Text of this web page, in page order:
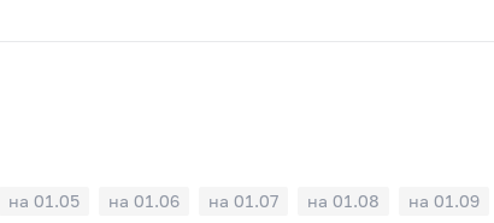
на 01.05 на 01.06 на 01.07 на 01.08 на 01.09